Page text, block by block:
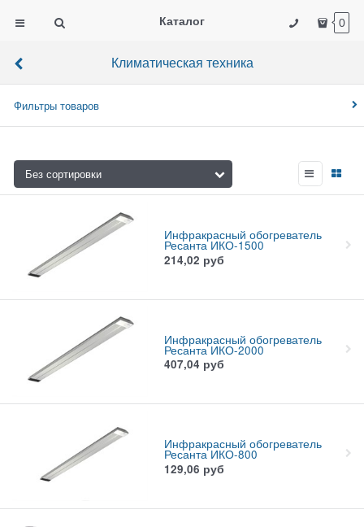
Каталог 0
Климатическая техника
Фильтры товаров
Инфракрасный обогреватель
Ресанта ИКО-1500
214,02 руб
Инфракрасный обогреватель
Ресанта ИКО-2000
407,04 руб
Инфракрасный обогреватель
Ресанта ИКО-800
129,06 руб